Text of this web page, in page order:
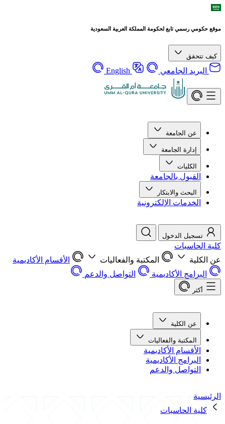
موقع حكومي رسمي تابع لحكومة المملكة العربية السعودية
كيف تتحقق
البريد الجامعي English
عن الجامعة
إدارة الجامعة
الكليات
القبول بالجامعة
البحث والابتكار
الخدمات الإلكترونية
تسجيل الدخول
كلية الحاسبات
عن الكلية
المكتبة والفعاليات
الأقسام الأكاديمية
البرامج الأكاديمية
التواصل والدعم
أكثر
عن الكلية
المكتبة والفعاليات
الأقسام الأكاديمية
البرامج الأكاديمية
التواصل والدعم
الرئيسية
كلية الحاسبات